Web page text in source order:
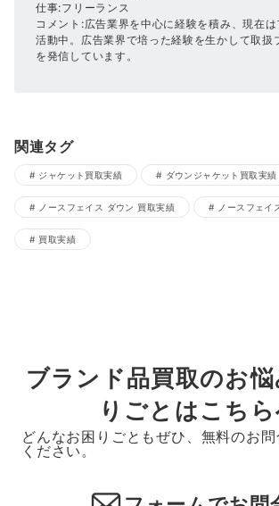
仕事:フリーランス
コメント:広告業界を中心に経験を積み、現在
活動中。広告業界で培った経験を生かして取扱
を発信しています。
関連タグ
ジャケット買取実績 ダウンジャケット買取実績
ノースフェイス ダウン 買取実績 ノースフェイ
買取実績
ブランド品買取のお悩
りごとはこち
どんなお困りごともぜひ、無料のお
ください。